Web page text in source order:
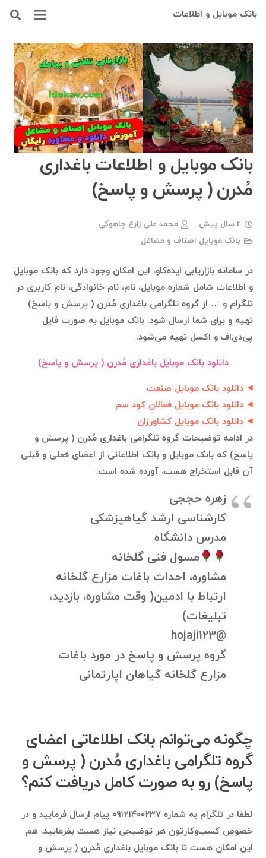
بانک موبایل و اطلاعات
بانک موبایل و اطلاعات باغداری
مُدرن ( پرسش و پاسخ)
2 سال پیش
محمد علی زارع چاهوکی
بانک موبایل اصناف و مشاغل
در سامانه بازاریابی ایده‌کاو، این امکان وجود دارد که بانک موبایل
و اطلاعات شامل شماره موبایل، نام، نام خانوادگی، نام کاربری در
تلگرام و … از گروه تلگرامی باغداری مُدرن ( پرسش و پاسخ)
تهیه و برای شما ارسال شود. بانک موبایل به صورت فایل
پی‌دی‌اف و اکسل تهیه می‌شود.
دانلود بانک موبایل باغداری مُدرن ( پرسش و پاسخ)
دانلود بانک موبایل صنعت
دانلود بانک موبایل فعالان کود سم
دانلود بانک موبایل کشاورزان
در ادامه توضیحات گروه تلگرامی باغداری مُدرن ( پرسش و
پاسخ) که بانک موبایل و بانک اطلاعاتی از اعضای فعلی و قبلی
آن قابل استخراج هست، آورده شده است:
زهره حججی
کارشناسی ارشد گیاهپزشکی
مدرس دانشگاه
مسول فنی گلخانه
مشاوره، احداث باغات مزارع گلخانه
ارتباط با ادمین( وقت مشاوره، بازدید،
تبلیغات)
@hojaji123
گروه پرسش و پاسخ در مورد باغات
مزارع گلخانه گیاهان اپارتمانی
چگونه می‌توانم بانک اطلاعاتی اعضای
گروه تلگرامی باغداری مُدرن ( پرسش و
پاسخ) رو به صورت کامل دریافت کنم؟
لطفا در تلگرام به شماره ۰۹۱۲۱۴۰۰۲۳۷ پیام ارسال فرمایید و در
خصوص کسب‌وکارتون هر توضیحی نیاز هست بفرمایید. هم
این امکان هست تا بانک موبایل باغداری مُدرن ( پرسش و